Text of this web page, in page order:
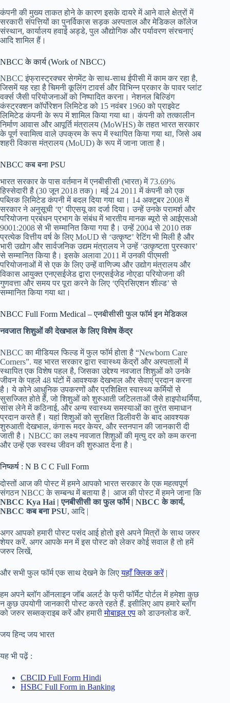
कंपनी की मुख्य ताकत होने के कारण इसके दायरे में आने वाले क्षेत्रों में
सरकारी संपत्तियों का पुनर्विकास सड़क अस्पताल और मेडिकल कॉलेज
संस्थान, कार्यालय हवाई अड्डे, पुल औद्योगिक और पर्यावरण संरचनाएं
आदि शामिल हैं।
NBCC के कार्य (Work of NBCC)
NBCC इंफ्रास्ट्रक्चर सेगमेंट के साथ-साथ ईपीसी में काम कर रहा है,
जिसमें यह रहा है चिमनी कूलिंग टावर्स और विभिन्न प्रकार के पावर प्लांट
वर्क्स जैसी परियोजनाओं को निष्पादित करना। नेशनल बिल्डिंग
कंस्ट्रक्शन कॉर्पोरेशन लिमिटेड को 15 नवंबर 1960 को प्राइवेट
लिमिटेड कंपनी के रूप में शामिल किया गया था। कंपनी को तत्कालीन
निर्माण आवास और आपूर्ति मंत्रालय (MoWHS) के तहत भारत सरकार
के पूर्ण स्वामित्व वाले उपक्रम के रूप में स्थापित किया गया था, जिसे अब
शहरी विकास मंत्रालय (MoUD) के रूप में जाना जाता है।
NBCC कब बना PSU
भारत सरकार के पास वर्तमान में एनबीसीसी (भारत) में 73.69%
हिस्सेदारी है (30 जून 2018 तक)। मई 24 2011 में कंपनी को एक
पब्लिक लिमिटेड कंपनी में बदल दिया गया था। 14 अक्टूबर 2008 में
सरकार ने अनुसूची ‘ए’ पीएसयू का दर्जा दिया। उन्हें उनके परामर्श और
परियोजना प्रबंधन प्रभाग के संबंध में भारतीय मानक ब्यूरो से आईएसओ
9001:2008 से भी सम्मानित किया गया है। उन्हें 2004 से 2010 तक
प्रत्येक वित्तीय वर्ष के लिए MoUD से ‘उत्कृष्ट’ रेटिंग भी मिली है और
भारी उद्योग और सार्वजनिक उद्यम मंत्रालय ने उन्हें ‘उत्कृष्टता पुरस्कार’
से सम्मानित किया है। इसके अलावा 2011 में उनकी पीएमसी
परियोजनाओं में से एक के लिए उन्हें वाणिज्य और उद्योग मंत्रालय और
विकास आयुक्त एनएसईजेड द्वारा एनएसईजेड नोएडा परियोजना की
गुणवत्ता और समय पर पूरा करने के लिए ‘एप्रिसिएशन शील्ड’ से
सम्मानित किया गया था।
NBCC Full Form Medical – एनबीसीसी फुल फॉर्म इन मेडिकल
नवजात शिशुओं की देखभाल के लिए विशेष केंद्र
NBCC का मीडियल फिल्ड में फुल फॉर्म होता है “Newborn Care
Corners”. यह भारत सरकार द्वारा स्वास्थ्य केंद्रों और अस्पतालों में
स्थापित एक विशेष पहल है, जिसका उद्देश्य नवजात शिशुओं को उनके
जीवन के पहले 48 घंटों में आवश्यक देखभाल और सेवाएं प्रदान करना
है। ये कोने आधुनिक उपकरणों और प्रशिक्षित स्वास्थ्य कर्मियों से
सुसज्जित होते हैं, जो शिशुओं को शुरुआती जटिलताओं जैसे हाइपोथर्मिया,
सांस लेने में कठिनाई, और अन्य स्वास्थ्य समस्याओं का तुरंत समाधान
प्रदान करते हैं। यहां शिशुओं को सुरक्षित डिलीवरी के बाद आवश्यक
शुरुआती देखभाल, कंगारू मदर केयर, और स्तनपान की जानकारी दी
जाती है। NBCC का लक्ष्य नवजात शिशुओं की मृत्यु दर को कम करना
और उन्हें एक स्वस्थ जीवन की शुरुआत देना है।
निष्कर्ष : N B C C Full Form
दोस्तों आज की पोस्ट में हमने आपको भारत सरकार के एक महत्वपूर्ण
संगठन NBCC के सम्बन्ध में बताया है | आज की पोस्ट में हमने जाना कि
NBCC Kya Hai | एनबीसीसी का फुल फॉर्म | NBCC के कार्य,
NBCC कब बना PSU, आदि |
अगर आपको हमारी पोस्ट पसंद आई होतो इसे अपने मित्रों के साथ जरुर
शेयर करें. अगर आपके मन में इस पोस्ट को लेकर कोई सवाल है तो हमें
जरुर लिखें,
और सभी फुल फॉर्म एक साथ देखने के लिएयहाँ क्लिक करें|
हम अपने ब्लॉग ऑनलाइन जॉब अलर्ट के फ्री फॉर्मेट पोर्टल में हमेशा कुछ
न कुछ उपयोगी जानकारी पोस्ट करते रहते हैं. इसीलिए आप हमारे ब्लॉग
को जरुर सब्सक्राइब करें और हमारीमोबाइल एपको डाउनलोड करें.
जय हिन्द जय भारत
यह भी पढ़ें :
CBCID Full Form Hindi
HSBC Full Form in Banking